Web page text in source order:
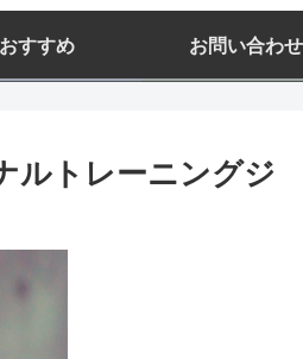
おすすめ お問い合わせ
ルトレーニングジ